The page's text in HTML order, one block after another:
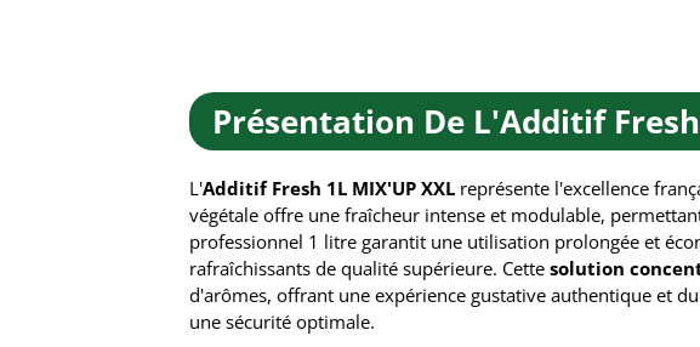
Présentation De L'Additif
L'Additif Fresh 1L MIX'UP XXL représente l'excellence
végétale offre une fraîcheur intense et modulable,
professionnel 1 litre garantit une utilisation prolongée et
rafraîchissants de qualité supérieure. Cettesolution
d'arômes, offrant une expérience gustative authentique et
une sécurité optimale.